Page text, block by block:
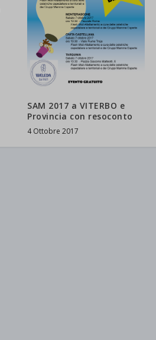
SAM 2017 a VITERBO e
Provincia con resoconto
4 Ottobre 2017